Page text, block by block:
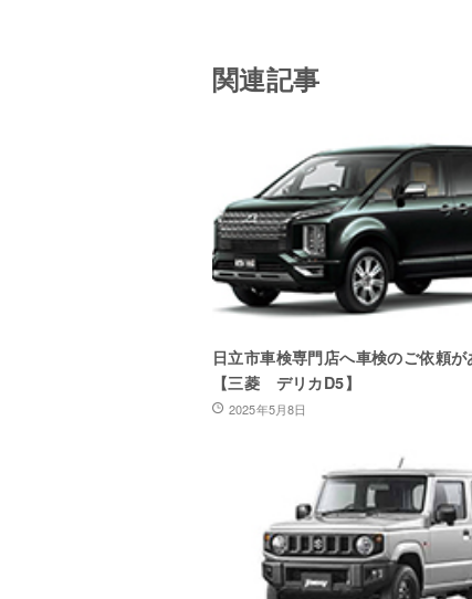
関連記事
日立市車検専門店へ車検のご依頼が
【三菱 デリカD5】
2025年5月8日